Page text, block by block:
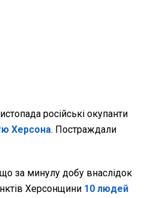
російські окупанти
Херсона. Постраждали
за минулу добу внаслідок
Херсонщини 10 людей